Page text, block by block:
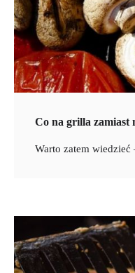
Co na grilla zamiast
Warto zatem wiedzieć